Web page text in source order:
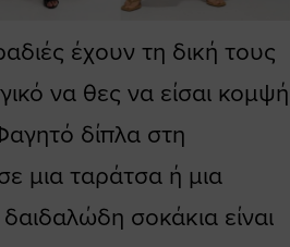
έχουν τη δική τους
να θες να είσαι κομψή
δίπλα στη
μια ταράτσα ή μια
σοκάκια είναι